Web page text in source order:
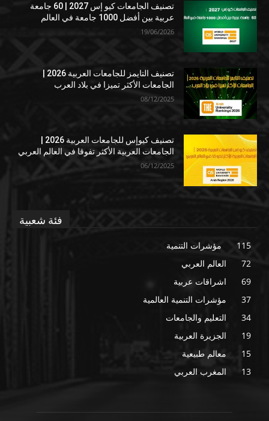
تصنيف الجامعات كيو إس 2027 | 60 جامعة
عربية بين أفضل 1000 جامعة في العالم
19/06/2026
تصنيف التايمز للجامعات العربية 2026 |
الجامعات الأكثر تميزا في بلاد العرب
08/12/2025
الجامعات العربية الأكثر تفوقا في العالم العربي
06/12/2025
فئة شعبية
مؤشرات التنمية
115
العالم العربي
72
اشراقات عربية
69
مؤشرات التنمية العالمية
37
التعليم والجامعات
34
الجزيرة العربية
19
معالم طبيعية
15
المغرب العربي
13